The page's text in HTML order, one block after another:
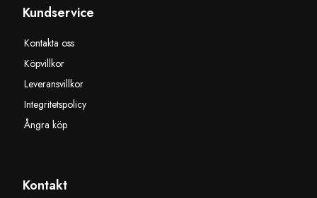
Kundservice
Kontakta oss
Köpvillkor
Leveransvillkor
Integritetspolicy
Ångra köp
Kontakt